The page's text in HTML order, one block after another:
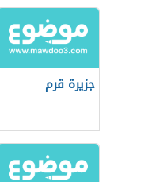
جزيرة قرم